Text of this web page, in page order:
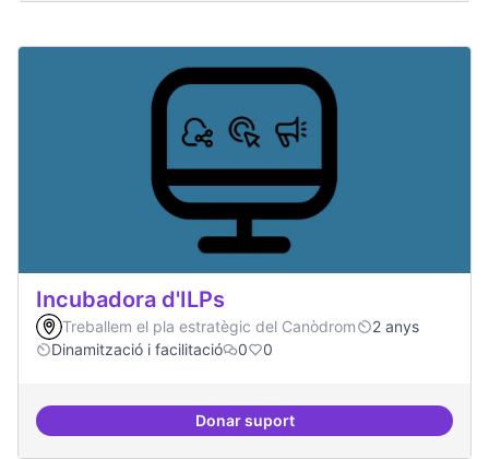
Incubadora d'ILPs
Treballem el pla estratègic del Canòdrom
2 anys
Dinamització i facilitació
0 0
Donar suportIncubadora d'ILPs